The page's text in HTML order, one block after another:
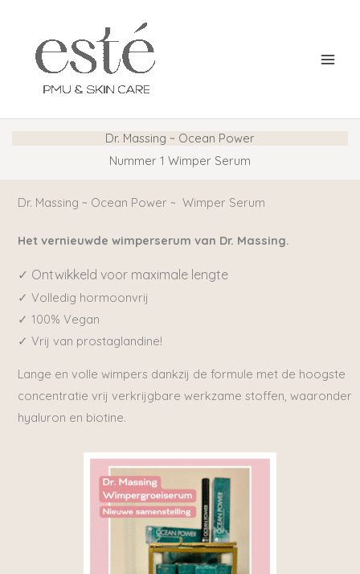
Dr. Massing ~ Ocean Power
Nummer 1 Wimper Serum
Dr. Massing ~ Ocean Power ~ Wimper Serum
Het vernieuwde wimperserum van Dr. Massing.
✓ Ontwikkeld voor maximale lengte
✓ Volledig hormoonvrij
✓ 100% Vegan
✓ Vrij van prostaglandine!
Lange en volle wimpers dankzij de formule met de hoogste
concentratie vrij verkrijgbare werkzame stoffen, waaronder
hyaluron en biotine.